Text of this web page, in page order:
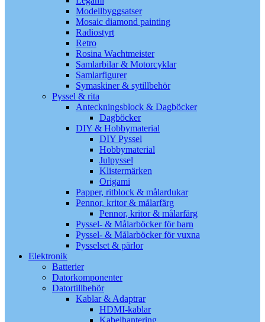
Modellbyggsatser
Mosaic diamond painting
Radiostyrt
Retro
Rosina Wachtmeister
Samlarbilar & Motorcyklar
Samlarfigurer
Symaskiner & sytillbehör
Pyssel & rita
Anteckningsblock & Dagböcker
Dagböcker
DIY & Hobbymaterial
DIY Pyssel
Hobbymaterial
Julpyssel
Klistermärken
Origami
Papper, ritblock & målardukar
Pennor, kritor & målarfärg
Pennor, kritor & målarfärg
Pyssel- & Målarböcker för barn
Pyssel- & Målarböcker för vuxna
Pysselset & pärlor
Elektronik
Batterier
Datorkomponenter
Datortillbehör
Kablar & Adaptrar
HDMI-kablar
Kabelhantering